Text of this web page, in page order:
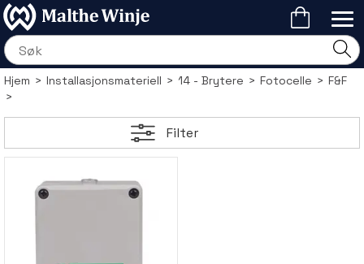
Hjem>Installasjonsmateriell>14 - Brytere>Fotocelle>F&F
>
Filter